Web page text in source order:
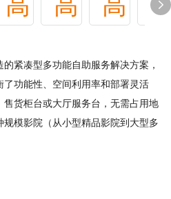
紧凑型多功能自助服务解决方案，
功能性、空间利用率和部署灵活
货柜台或大厅服务台，无需占用地
模影院（从小型精品影院到大型多